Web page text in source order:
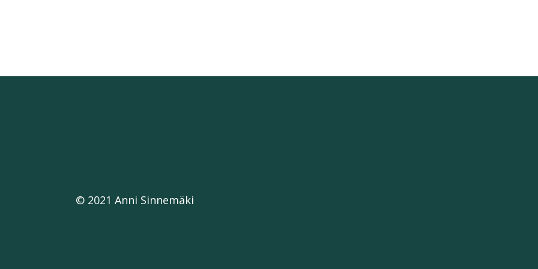
© 2021 Anni Sinnemäki